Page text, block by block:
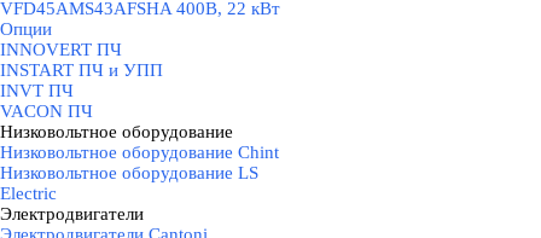
VFD45AMS43AFSHA 400В, 22 кВт
Опции
INNOVERT ПЧ
INSTART ПЧ и УПП
INVT ПЧ
VACON ПЧ
Низковольтное оборудование
Низковольтное оборудование Chint
Низковольтное оборудование LS
Electric
Электродвигатели